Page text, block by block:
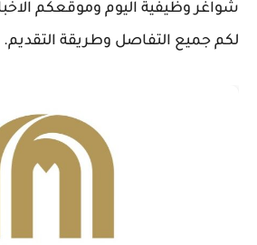
شواغر وظيفية اليوم وموقعكم
لكم جميع التفاصل وطريقة التقديم.